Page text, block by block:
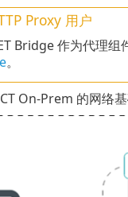
Proxy用户
Bridge 作为代理
。
On-Prem 的网络